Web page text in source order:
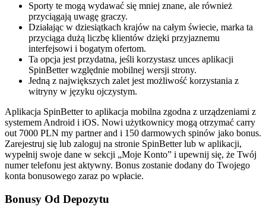
Sporty te mogą wydawać się mniej znane, ale również
przyciągają uwagę graczy.
Działając w dziesiątkach krajów na całym świecie, marka ta
przyciąga dużą liczbę klientów dzięki przyjaznemu
interfejsowi i bogatym ofertom.
Ta opcja jest przydatna, jeśli korzystasz unces aplikacji
SpinBetter względnie mobilnej wersji strony.
Jedną z największych zalet jest możliwość korzystania z
witryny w języku ojczystym.
Aplikacja SpinBetter to aplikacja mobilna zgodna z urządzeniami z
systemem Android i iOS. Nowi użytkownicy mogą otrzymać carry
out 7000 PLN my partner and i 150 darmowych spinów jako bonus.
Zarejestruj się lub zaloguj na stronie SpinBetter lub w aplikacji,
wypełnij swoje dane w sekcji „Moje Konto” i upewnij się, że Twój
numer telefonu jest aktywny. Bonus zostanie dodany do Twojego
konta bonusowego zaraz po wpłacie.
Bonusy Od Depozytu